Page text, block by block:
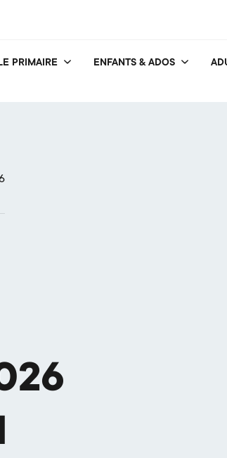
PRIMAIRE ENFANTS & ADOS